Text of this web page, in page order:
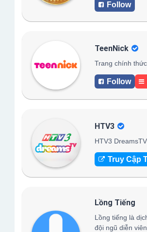
Follow
TeenNick
Trang chính
Follow
HTV3
HTV3
Truy Cập
Lồng Tiếng
Lồng tiếng là
đội ngũ diễn